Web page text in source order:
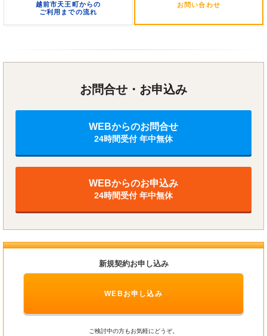
越前市天王町からの
ご利用までの流れ
お問い合わせ
お問合せ・お申込み
WEBからのお問合せ
24時間受付 年中無休
WEBからのお申込み
24時間受付 年中無休
新規契約お申し込み
WEBお申し込み
ご検討中の方もお気軽にどうぞ。